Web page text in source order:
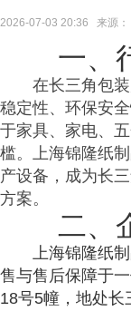
2026-07-03 20:36 来源：
一、
在长三角包
稳定性、环保安
于家具、家电、
槛。上海锦隆纸
产设备，成为长
方案。
二、
上海锦隆纸
售与售后保障于
18号5幢，地处